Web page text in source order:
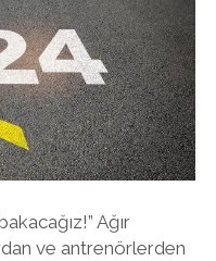
instagram
Ağır
ve antrenörlerden